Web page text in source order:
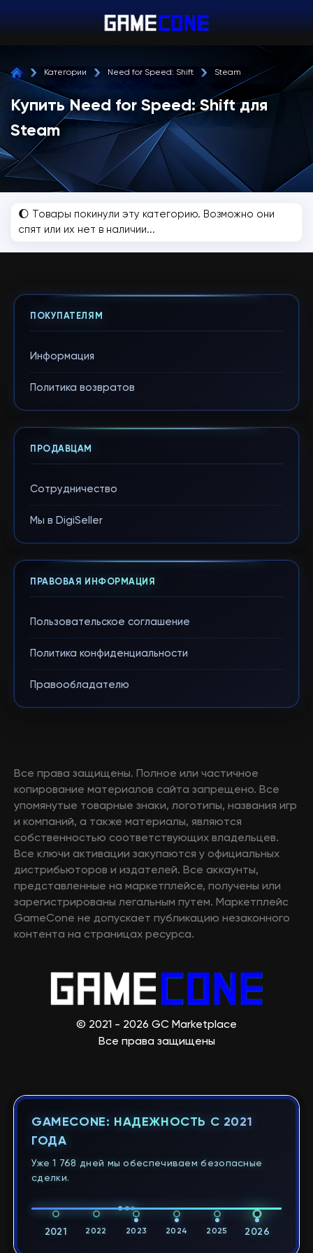
Категории Need for Speed: Shift Steam
Купить Need for Speed: Shift для
Steam
🌔 Товары покинули эту категорию. Возможно они
спят или их нет в наличии...
ПОКУПАТЕЛЯМ
Информация
Политика возвратов
ПРОДАВЦАМ
Сотрудничество
Мы в DigiSeller
ПРАВОВАЯ ИНФОРМАЦИЯ
Пользовательское соглашение
Политика конфиденциальности
Правообладателю
Все права защищены. Полное или частичное
копирование материалов сайта запрещено. Все
упомянутые товарные знаки, логотипы, названия игр
и компаний, а также материалы, являются
собственностью соответствующих владельцев.
Все ключи активации закупаются у официальных
дистрибьюторов и издателей. Все аккаунты,
представленные на маркетплейсе, получены или
зарегистрированы легальным путем. Маркетплейс
GameCone не допускает публикацию незаконного
контента на страницах ресурса.
© 2021 - 2026 GC Marketplace
Все права защищены
GAMECONE: НАДЕЖНОСТЬ С 2021
ГОДА
Уже 1 768 дней мы обеспечиваем безопасные
сделки.
2021 2022 2023 2024 2025 2026